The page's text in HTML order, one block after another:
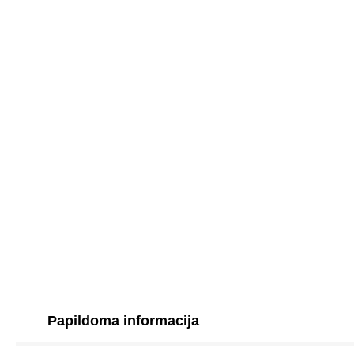
Papildoma informacija